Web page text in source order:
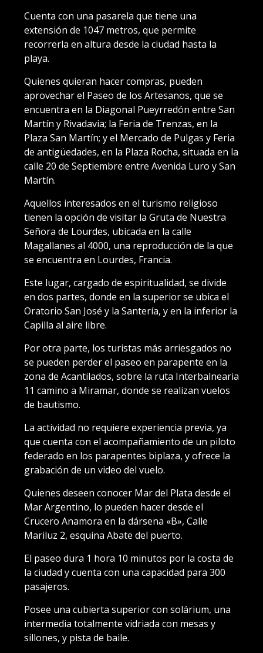
Cuenta con una pasarela que tiene una
extensión de 1047 metros, que permite
recorrerla en altura desde la ciudad hasta la
playa.
Quienes quieran hacer compras, pueden
aprovechar el Paseo de los Artesanos, que se
encuentra en la Diagonal Pueyrredón entre San
Martín y Rivadavia; la Feria de Trenzas, en la
Plaza San Martín; y el Mercado de Pulgas y Feria
de antigüedades, en la Plaza Rocha, situada en la
calle 20 de Septiembre entre Avenida Luro y San
Martín.
Aquellos interesados en el turismo religioso
tienen la opción de visitar la Gruta de Nuestra
Señora de Lourdes, ubicada en la calle
Magallanes al 4000, una reproducción de la que
se encuentra en Lourdes, Francia.
Este lugar, cargado de espiritualidad, se divide
en dos partes, donde en la superior se ubica el
Oratorio San José y la Santería, y en la inferior la
Capilla al aire libre.
Por otra parte, los turistas más arriesgados no
se pueden perder el paseo en parapente en la
zona de Acantilados, sobre la ruta Interbalnearia
11 camino a Miramar, donde se realizan vuelos
de bautismo.
La actividad no requiere experiencia previa, ya
que cuenta con el acompañamiento de un piloto
federado en los parapentes biplaza, y ofrece la
grabación de un video del vuelo.
Quienes deseen conocer Mar del Plata desde el
Mar Argentino, lo pueden hacer desde el
Crucero Anamora en la dársena «B», Calle
Mariluz 2, esquina Abate del puerto.
El paseo dura 1 hora 10 minutos por la costa de
la ciudad y cuenta con una capacidad para 300
pasajeros.
Posee una cubierta superior con solárium, una
intermedia totalmente vidriada con mesas y
sillones, y pista de baile.